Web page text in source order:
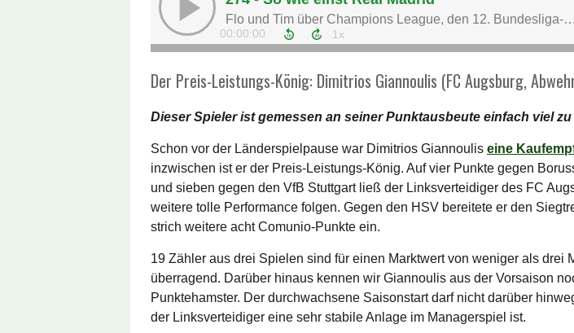
Der Preis-Leistungs-König: Dimitrios Giannoulis (FC Augsburg,
Dieser Spieler ist gemessen an seiner Punktausbeute einfach viel
Schon vor der Länderspielpause war Dimitrios Giannoulis eine
inzwischen ist er der Preis-Leistungs-König. Auf vier Punkte gegen
und sieben gegen den VfB Stuttgart ließ der Linksverteidiger des FC
weitere tolle Performance folgen. Gegen den HSV bereitete er den
strich weitere acht Comunio-Punkte ein.
19 Zähler aus drei Spielen sind für einen Marktwert von weniger als drei
überragend. Darüber hinaus kennen wir Giannoulis aus der Vorsaison
Punktehamster. Der durchwachsene Saisonstart darf nicht darüber
der Linksverteidiger eine sehr stabile Anlage im Managerspiel ist.